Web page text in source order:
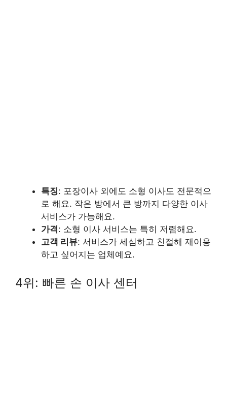
특징: 포장이사 외에도 소형 이사도 전문적으
로 해요. 작은 방에서 큰 방까지 다양한 이사
서비스가 가능해요.
가격: 소형 이사 서비스는 특히 저렴해요.
고객 리뷰: 서비스가 세심하고 친절해 재이용
하고 싶어지는 업체예요.
4위: 빠른 손 이사 센터